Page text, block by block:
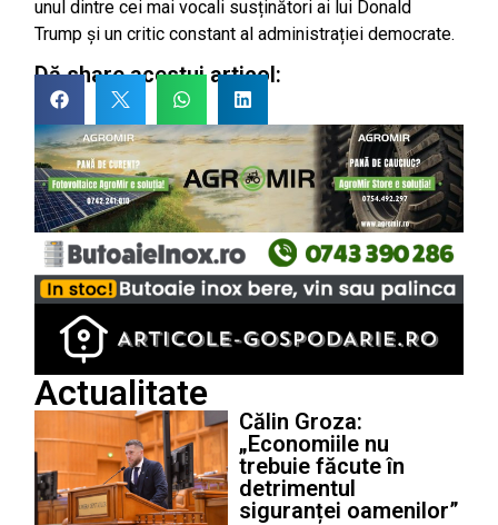
unul dintre cei mai vocali susținători ai lui Donald
Trump și un critic constant al administrației democrate.
Dă share acestui articol:
Actualitate
Călin Groza:
„Economiile nu
trebuie făcute în
detrimentul
siguranței oamenilor”